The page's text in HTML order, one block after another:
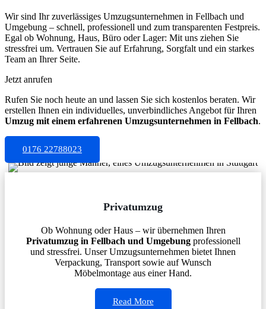
Wir sind Ihr zuverlässiges Umzugsunternehmen in Fellbach und
Umgebung – schnell, professionell und zum transparenten Festpreis.
Egal ob Wohnung, Haus, Büro oder Lager: Mit uns ziehen Sie
stressfrei um. Vertrauen Sie auf Erfahrung, Sorgfalt und ein starkes
Team an Ihrer Seite.
Jetzt anrufen
Rufen Sie noch heute an und lassen Sie sich kostenlos beraten. Wir
erstellen Ihnen ein individuelles, unverbindliches Angebot für Ihren
Umzug mit einem erfahrenen Umzugsunternehmen in Fellbach.
0176 22788023
Privatumzug
Ob Wohnung oder Haus – wir übernehmen Ihren
Privatumzug in Fellbach und Umgebungprofessionell
und stressfrei. Unser Umzugsunternehmen bietet Ihnen
Verpackung, Transport sowie auf Wunsch
Möbelmontage aus einer Hand.
Read More